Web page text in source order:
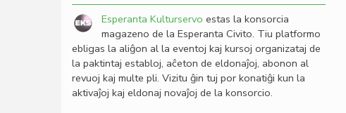
Esperanta Kulturservo estas la konsorcia
magazeno de la Esperanta Civito. Tiu platformo
ebligas la aliĝon al la eventoj kaj kursoj organizataj de
la paktintaj establoj, aĉeton de eldonaĵoj, abonon al
revuoj kaj multe pli. Vizitu ĝin tuj por konatiĝi kun la
aktivaĵoj kaj eldonaj novaĵoj de la konsorcio.